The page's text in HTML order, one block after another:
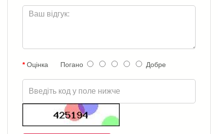
Оцінка Погано Добре